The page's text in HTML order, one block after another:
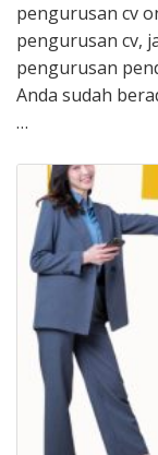
pengurusan cv
pengurusan cv,
pengurusan
Anda sudah
…